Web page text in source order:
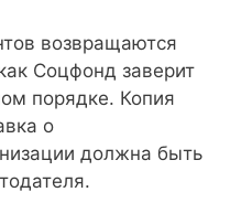
возвращаются
Соцфонд заверит
порядке. Копия
о
должна быть